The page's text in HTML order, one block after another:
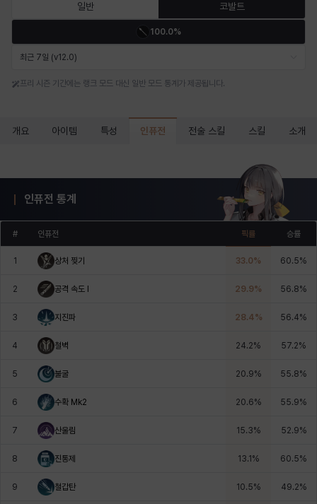
바바라 버니스 블레어 비앙카 비형 샬럿
알론소 얀
이슈트반
츠바메
일반 코발트
100.0%
최근 7일 (v12.0)
프리 시즌 기간에는 랭크 모드 대신 일반 모드 통계가 제공됩니다.
개요 아이템 특성 인퓨전 전술 스킬 스킬 소개
인퓨전 통계
# 인퓨전 픽률 승률
1 상처 찢기 33.0% 60.5%
2 공격 속도 I 29.9% 56.8%
3 지진파 28.4% 56.4%
4 철벽 24.2% 57.2%
5 불굴 20.9% 55.8%
6 수확 Mk2 20.6% 55.9%
7 산울림 15.3% 52.9%
8 진통제 13.1% 60.5%
9 철갑탄 10.5% 49.2%